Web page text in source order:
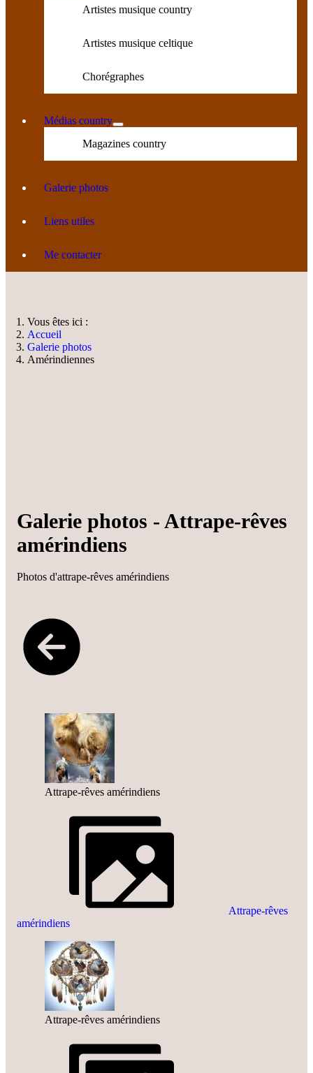
Artistes musique country
Artistes musique celtique
Chorégraphes
Médias country
Magazines country
Galerie photos
Liens utiles
Me contacter
Vous êtes ici :
Accueil
Galerie photos
Amérindiennes
Galerie photos - Attrape-rêves
amérindiens
Photos d'attrape-rêves amérindiens
Attrape-rêves amérindiens
Attrape-rêves
amérindiens
Attrape-rêves amérindiens